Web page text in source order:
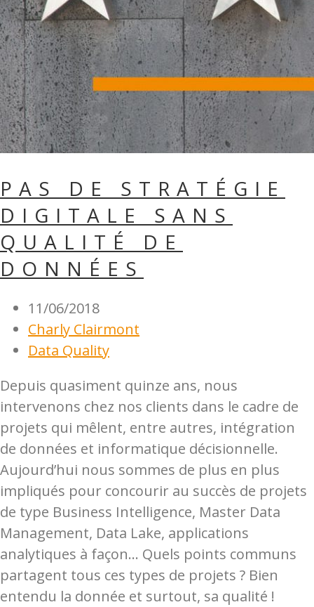
PAS DE STRATÉGIE
DIGITALE SANS
QUALITÉ DE
DONNÉES
11/06/2018
Charly Clairmont
Data Quality
Depuis quasiment quinze ans, nous
intervenons chez nos clients dans le cadre de
projets qui mêlent, entre autres, intégration
de données et informatique décisionnelle.
Aujourd’hui nous sommes de plus en plus
impliqués pour concourir au succès de projets
de type Business Intelligence, Master Data
Management, Data Lake, applications
analytiques à façon… Quels points communs
partagent tous ces types de projets ? Bien
entendu la donnée et surtout, sa qualité !